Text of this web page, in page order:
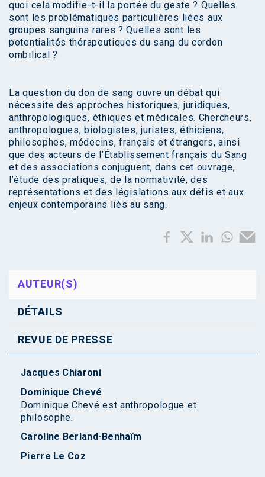
quoi cela modifie-t-il la portée du geste ? Quelles
sont les problématiques particulières liées aux
groupes sanguins rares ? Quelles sont les
potentialités thérapeutiques du sang du cordon
ombilical ?
La question du don de sang ouvre un débat qui
nécessite des approches historiques, juridiques,
anthropologiques, éthiques et médicales. Chercheurs,
anthropologues, biologistes, juristes, éthiciens,
philosophes, médecins, français et étrangers, ainsi
que des acteurs de l’Établissement français du Sang
et des associations conjuguent, dans cet ouvrage,
l’étude des pratiques, de la normativité, des
représentations et des législations aux défis et aux
enjeux contemporains liés au sang.
AUTEUR(S)
DÉTAILS
REVUE DE PRESSE
Jacques Chiaroni
Dominique Chevé
Dominique Chevé est anthropologue et
philosophe.
Caroline Berland-Benhaïm
Pierre Le Coz